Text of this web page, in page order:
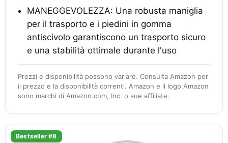
MANEGGEVOLEZZA: Una robusta maniglia
per il trasporto e i piedini in gomma
antiscivolo garantiscono un trasporto sicuro
e una stabilità ottimale durante l'uso
Prezzi e disponibilità possono variare. Consulta Amazon per
il prezzo e la disponibilità correnti. Amazon e il logo Amazon
sono marchi di Amazon.com, Inc. o sue affiliate.
Bestseller #8